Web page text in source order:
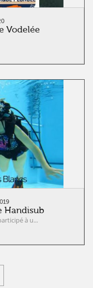
Vodelée
Handisub
à u...